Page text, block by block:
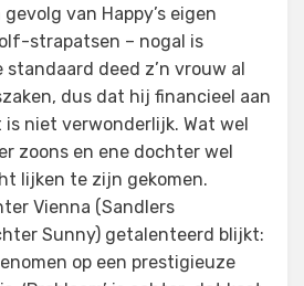
van Happy’s eigen
strapatsen – nogal is
deed z’n vrouw al
dus dat hij financieel aan
niet verwonderlijk. Wat wel
zoons en ene dochter wel
lijken te zijn gekomen.
Vienna (Sandlers
Sunny) getalenteerd blijkt:
op een prestigieuze